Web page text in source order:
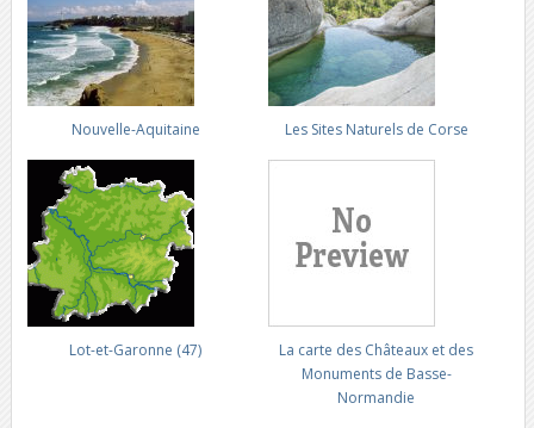
Nouvelle-Aquitaine Les Sites Naturels de Corse
Lot-et-Garonne (47)
La carte des Châteaux et des
Monuments de Basse-
Normandie